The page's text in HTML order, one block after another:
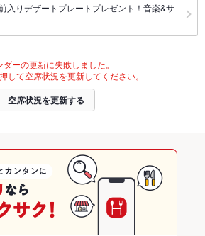
入りデザートプレートプレゼント！音楽&サ
ダーの更新に失敗しました。
して空席状況を更新してください。
空席状況を更新する